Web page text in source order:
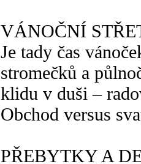
VÁNOČNÍ
Je tady čas
stromečků a
klidu v duši –
Obchod versus
PŘEBYTKY A